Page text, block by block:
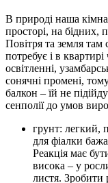
В природі наша
просторі, на бідних,
Повітря та земля там
потребує і в
освітленні,
сонячні промені,
балкон – їй не
сенполії до умов
грунт: легкий,
для фіалки
Реакція має
висока – у
листя.